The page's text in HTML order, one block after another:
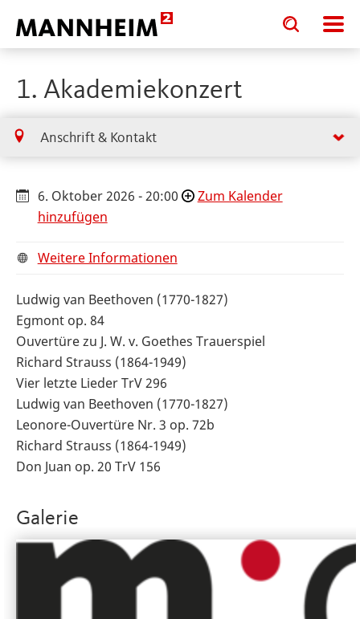
Toggle
search
input
Toggle
search
input
1. Akademiekonzert
Anschrift & Kontakt
6. Oktober 2026 - 20:00
Zum Kalender
hinzufügen
Weitere Informationen
Ludwig van Beethoven (1770-1827)
Egmont op. 84
Ouvertüre zu J. W. v. Goethes Trauerspiel
Richard Strauss (1864-1949)
Vier letzte Lieder TrV 296
Ludwig van Beethoven (1770-1827)
Leonore-Ouvertüre Nr. 3 op. 72b
Richard Strauss (1864-1949)
Don Juan op. 20 TrV 156
Galerie